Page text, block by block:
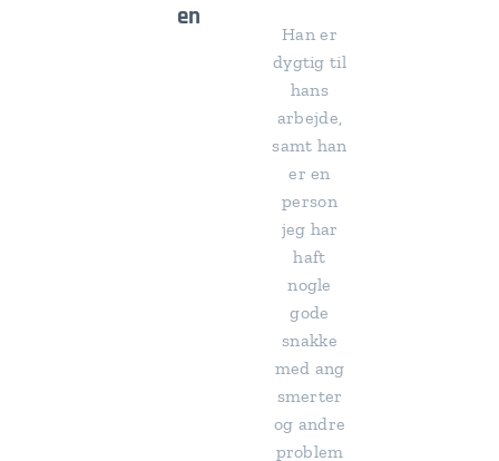
en
Han er
dygtig til
hans
arbejde,
samt han
er en
person
jeg har
haft
nogle
gode
snakke
med ang
smerter
og andre
problem